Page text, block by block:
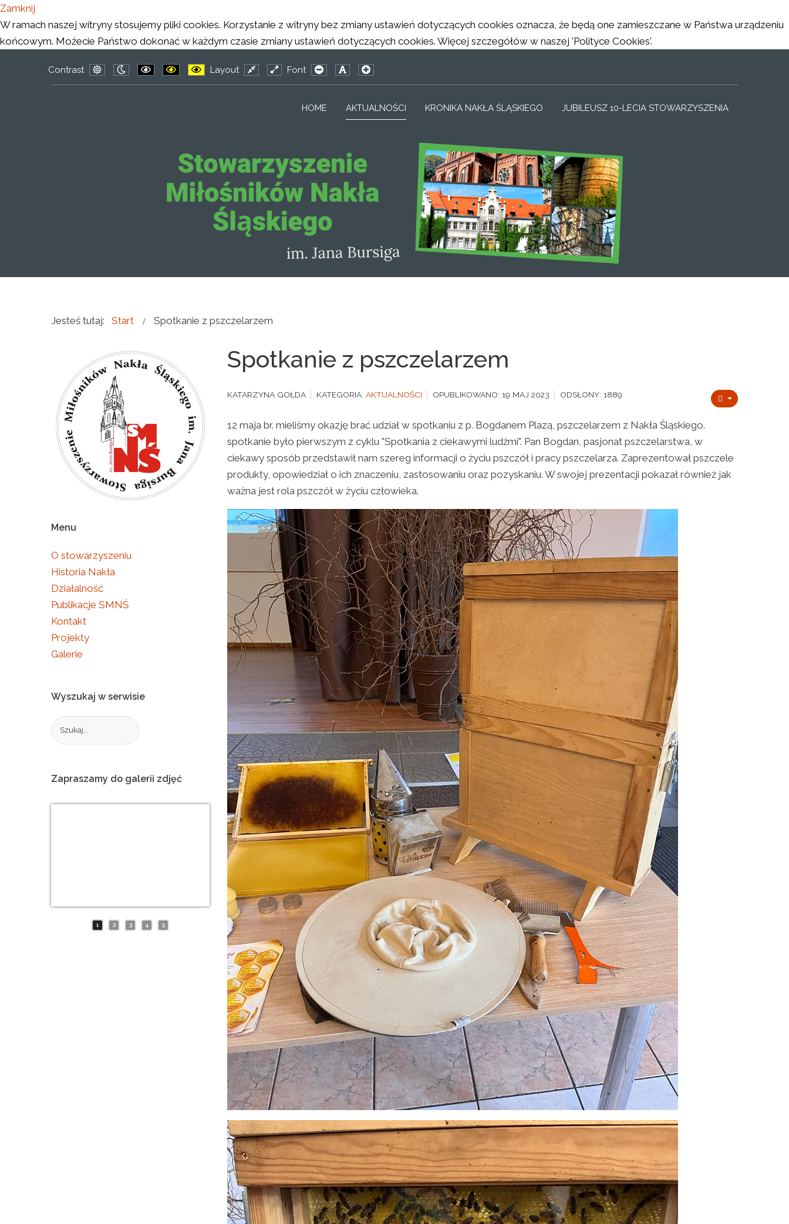
Zamknij
W ramach naszej witryny stosujemy pliki cookies. Korzystanie z witryny bez zmiany ustawień dotyczących cookies oznacza, że będą one zamieszczane w Państwa urządzeniu
końcowym. Możecie Państwo dokonać w każdym czasie zmiany ustawień dotyczących cookies. Więcej szczegółów w naszej 'Polityce Cookies'.
Contrast
Layout
Font
HOME AKTUALNOŚCI KRONIKA NAKŁA ŚLĄSKIEGO JUBILEUSZ 10-LECIA STOWARZYSZENIA
Jesteś tutaj: Start Spotkanie z pszczelarzem
Spotkanie z pszczelarzem
KATARZYNA GOŁDA KATEGORIA: AKTUALNOŚCI OPUBLIKOWANO: 19 MAJ 2023 ODSŁONY: 1889
12 maja br. mieliśmy okazję brać udział w spotkaniu z p. Bogdanem Plazą, pszczelarzem z Nakła Śląskiego.
spotkanie było pierwszym z cyklu "Spotkania z ciekawymi ludźmi". Pan Bogdan, pasjonat pszczelarstwa, w
ciekawy sposób przedstawił nam szereg informacji o życiu pszczół i pracy pszczelarza. Zaprezentował pszczele
produkty, opowiedział o ich znaczeniu, zastosowaniu oraz pozyskaniu. W swojej prezentacji pokazał również jak
ważna jest rola pszczół w życiu człowieka.
Menu
O stowarzyszeniu
Historia Nakła
Działalność
Publikacje SMNŚ
Kontakt
Projekty
Galerie
Wyszukaj w serwisie
Zapraszamy do galerii zdjęć
1 2 3 4 5